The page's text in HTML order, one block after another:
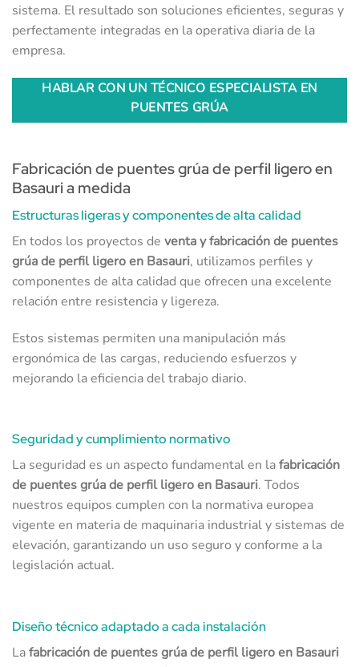
sistema. El resultado son soluciones eficientes, seguras y
perfectamente integradas en la operativa diaria de la
empresa.
HABLAR CON UN TÉCNICO ESPECIALISTA EN
PUENTES GRÚA
Fabricación de puentes grúa de perfil ligero en
Basauri a medida
Estructuras ligeras y componentes de alta calidad
En todos los proyectos de venta y fabricación de puentes
grúa de perfil ligero en Basauri, utilizamos perfiles y
componentes de alta calidad que ofrecen una excelente
relación entre resistencia y ligereza.
Estos sistemas permiten una manipulación más
ergonómica de las cargas, reduciendo esfuerzos y
mejorando la eficiencia del trabajo diario.
Seguridad y cumplimiento normativo
La seguridad es un aspecto fundamental en lafabricación
de puentes grúa de perfil ligero en Basauri. Todos
nuestros equipos cumplen con la normativa europea
vigente en materia de maquinaria industrial y sistemas de
elevación, garantizando un uso seguro y conforme a la
legislación actual.
Diseño técnico adaptado a cada instalación
Lafabricación de puentes grúa de perfil ligero en Basauri